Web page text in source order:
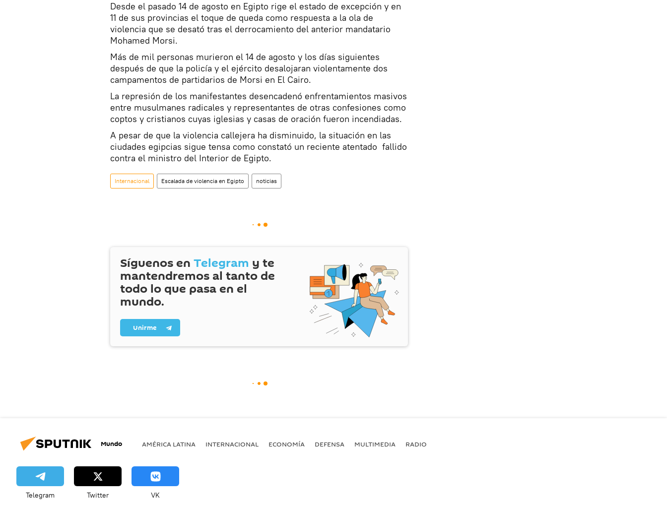
Desde el pasado 14 de agosto en Egipto rige el estado de excepción y en
11 de sus provincias el toque de queda como respuesta a la ola de
violencia que se desató tras el derrocamiento del anterior mandatario
Mohamed Morsi.
Más de mil personas murieron el 14 de agosto y los días siguientes
después de que la policía y el ejército desalojaran violentamente dos
campamentos de partidarios de Morsi en El Cairo.
La represión de los manifestantes desencadenó enfrentamientos masivos
entre musulmanes radicales y representantes de otras confesiones como
coptos y cristianos cuyas iglesias y casas de oración fueron incendiadas.
A pesar de que la violencia callejera ha disminuido, la situación en las
ciudades egipcias sigue tensa como constató un reciente atentado fallido
contra el ministro del Interior de Egipto.
Internacional Escalada de violencia en Egipto noticias
Síguenos en Telegram y te
mantendremos al tanto de
todo lo que pasa en el
mundo.
Unirme
Mundo AMÉRICA LATINA INTERNACIONAL ECONOMÍA DEFENSA MULTIMEDIA RADIO
Telegram Twitter VK